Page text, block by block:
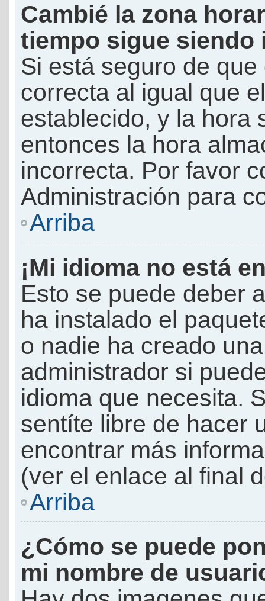
Cambié la zona
tiempo sigue siendo
Si está seguro de
correcta al igual que
establecido, y la hora
entonces la hora
incorrecta. Por favor
Administración para
Arriba
¡Mi idioma no está
Esto se puede deber
ha instalado el
o nadie ha creado
administrador si
idioma que necesita.
sentíte libre de hacer
encontrar más
(ver el enlace al final
Arriba
¿Cómo se puede
mi nombre de